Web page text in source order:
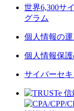
世界6,300サ
グラム
個人情報の
個人情報保
サイバーセ